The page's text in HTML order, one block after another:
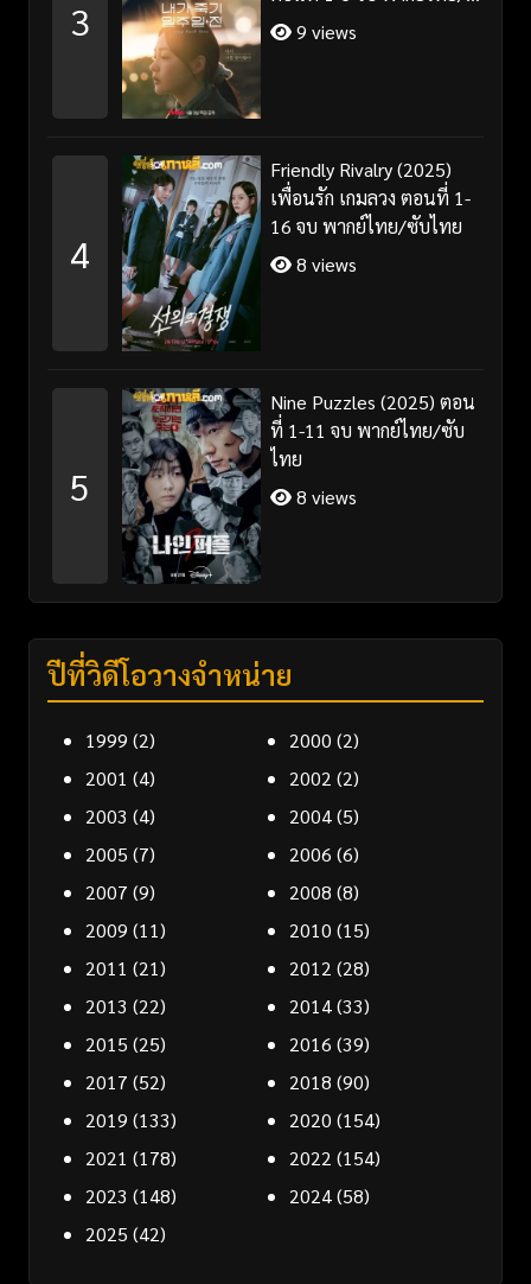
3
ซับไทย
9 views
4
Friendly Rivalry (2025)
เพื่อนรัก เกมลวง ตอนที่ 1-
16 จบ พากย์ไทย/ซับไทย
8 views
5
Nine Puzzles (2025) ตอน
ที่ 1-11 จบ พากย์ไทย/ซับ
ไทย
8 views
ปีที่วิดีโอวางจำหน่าย
1999 (2) 2000 (2)
2001 (4) 2002 (2)
2003 (4) 2004(5)
2005 (7) 2006 (6)
2007 (9) 2008 (8)
2009 (11) 2010 (15)
2011 (21) 2012 (28)
2013 (22) 2014(33)
2015 (25) 2016 (39)
2017 (52) 2018 (90)
2019 (133) 2020 (154)
2021 (178) 2022 (154)
2023 (148) 2024(58)
2025 (42)